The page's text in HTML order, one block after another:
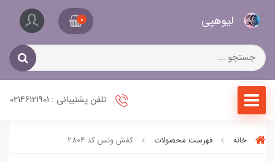
لیو‌هپی 0
تلفن پشتیبانی : 02146121901
خانه فهرست محصولات کفش ونس کد 2804